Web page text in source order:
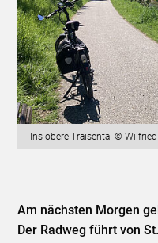
Ins obere Traisental ©
Am nächsten Morgen
Der Radweg führt von